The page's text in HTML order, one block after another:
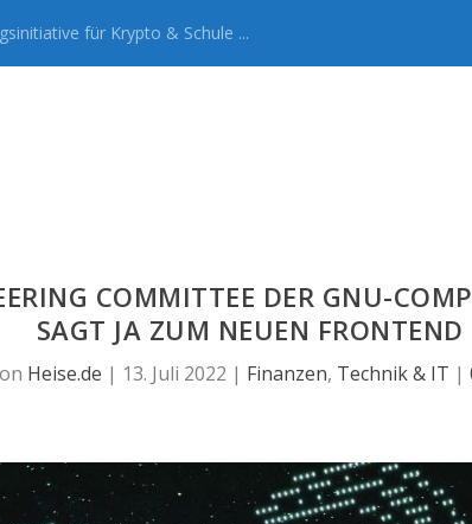
für Krypto & Schule ...
COMMITTEE DER GNU-
SAGT JA ZUM NEUEN FRONTEND
Heise.de | 13. Juli 2022 | Finanzen, Technik & IT |